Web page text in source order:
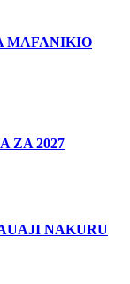
MAFANIKIO
ZA 2027
NAKURU